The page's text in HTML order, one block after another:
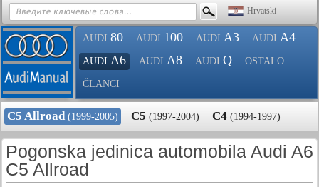
Hrvatski
AUDI 80 AUDI 100 AUDI A3 AUDI A4
AUDI A6 AUDI A8 AUDI Q OSTALO
ČLANCI
C5 Allroad (1999-2005) C5 (1997-2004) C4 (1994-1997)
Pogonska jedinica automobila Audi A6
C5 Allroad